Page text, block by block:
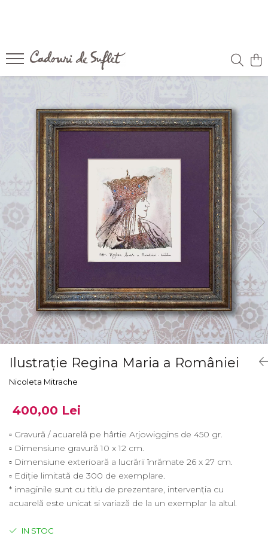
Ilustrație Regina Maria a României
Nicoleta Mitrache
400,00 Lei
▫ Gravură / acuarelă pe hârtie Arjowiggins de 450 gr.
▫ Dimensiune gravură 10 x 12 cm.
▫ Dimensiune exterioară a lucrării înrămate 26 x 27 cm.
▫ Ediție limitată de 300 de exemplare.
* imaginile sunt cu titlu de prezentare, intervenția cu
acuarelă este unicat si variază de la un exemplar la altul.
IN STOC